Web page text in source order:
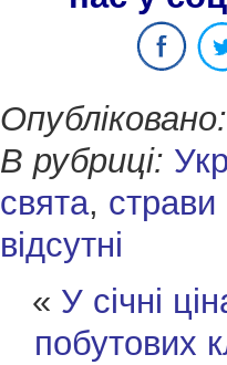
Опубліковано:
В рубриці:
свята, страви
відсутні
« У січні
побутових